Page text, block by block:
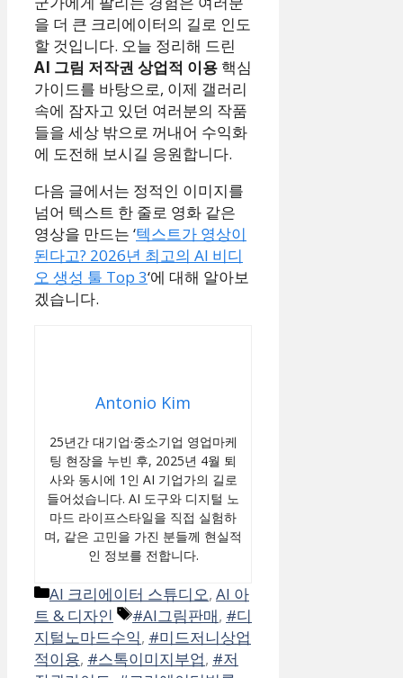
을 더 큰 크리에이터의 길로 인도
할 것입니다. 오늘 정리해 드린
AI 그림 저작권 상업적 이용 핵심
가이드를 바탕으로, 이제 갤러리
속에 잠자고 있던 여러분의 작품
들을 세상 밖으로 꺼내어 수익화
에 도전해 보시길 응원합니다.
다음 글에서는 정적인 이미지를
넘어 텍스트 한 줄로 영화 같은
영상을 만드는 ‘텍스트가 영상이
된다고? 2026년 최고의 AI 비디
오 생성 툴 Top 3‘에 대해 알아보
겠습니다.
Antonio Kim
25년간 대기업·중소기업 영업마케
팅 현장을 누빈 후, 2025년 4월 퇴
사와 동시에 1인 AI 기업가의 길로
들어섰습니다. AI 도구와 디지털 노
마드 라이프스타일을 직접 실험하
며, 같은 고민을 가진 분들께 현실적
인 정보를 전합니다.
카
테
고
리
AI 크리에이터 스튜디오, AI 아
트 & 디자인
태
그
#AI그림판매, #디
지털노마드수익, #미드저니상업
적이용, #스톡이미지부업, #저